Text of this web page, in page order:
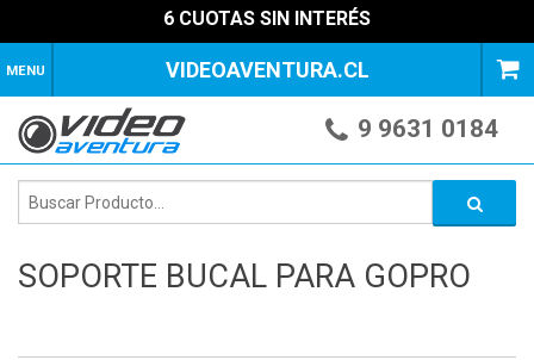
6 CUOTAS SIN INTERÉS
MENU VIDEOAVENTURA.CL
9 9631 0184
SOPORTE BUCAL PARA GOPRO